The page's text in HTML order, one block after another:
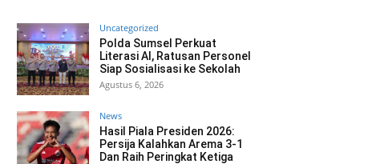
Uncategorized
Polda Sumsel Perkuat
Literasi AI, Ratusan Personel
Siap Sosialisasi ke Sekolah
Agustus 6, 2026
News
Hasil Piala Presiden 2026:
Persija Kalahkan Arema 3-1
Dan Raih Peringkat Ketiga